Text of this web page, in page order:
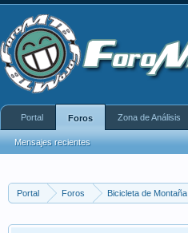
Portal Foros Bicicleta de Montaña
Portal Foros
Mensajes recientes
Zona de Análisis